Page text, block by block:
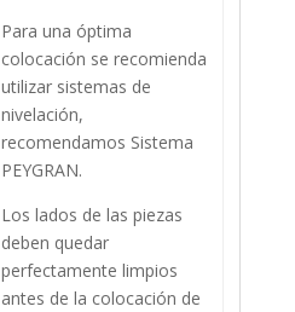
Para una óptima
colocación se recomienda
utilizar sistemas de
nivelación,
recomendamos Sistema
PEYGRAN.
Los lados de las piezas
deben quedar
perfectamente limpios
antes de la colocación de